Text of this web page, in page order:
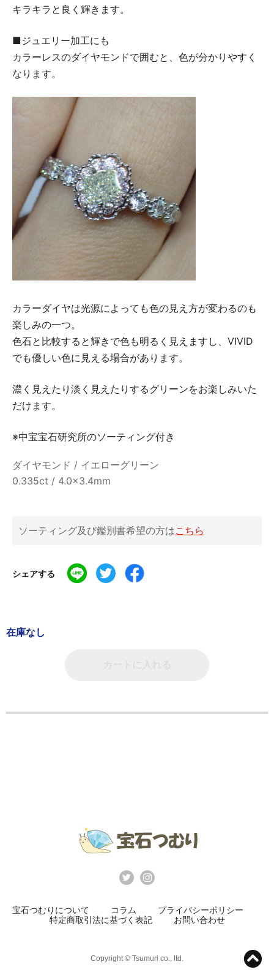
キラキラと良く輝きます。
■ジュエリー加工にも
カラーレスのダイヤモンドで囲むと、色が分かりやすく
なります。
カラーダイヤは光源によっても色の見え方が変わるのも
楽しみの一つ。
色石と比較すると輝きで色も明るく見えますし、VIVID
でも優しい色に見える場合があります。
濃く見えたり淡く見えたりするグリーンをお楽しみいた
だけます。
※中宝宝石研究所のソーティング付き
ダイヤモンド / イエローグリーン
0.335ct / 4.0×3.4mm
ソーティング及び鑑別書希望の方はこちら
シェアする
在庫なし
宝石つむりについて コラム
プライバシーポリシー
特定商取引法に基づく表記
お問い合わせ
Copyright © Tsumuri co., ltd.